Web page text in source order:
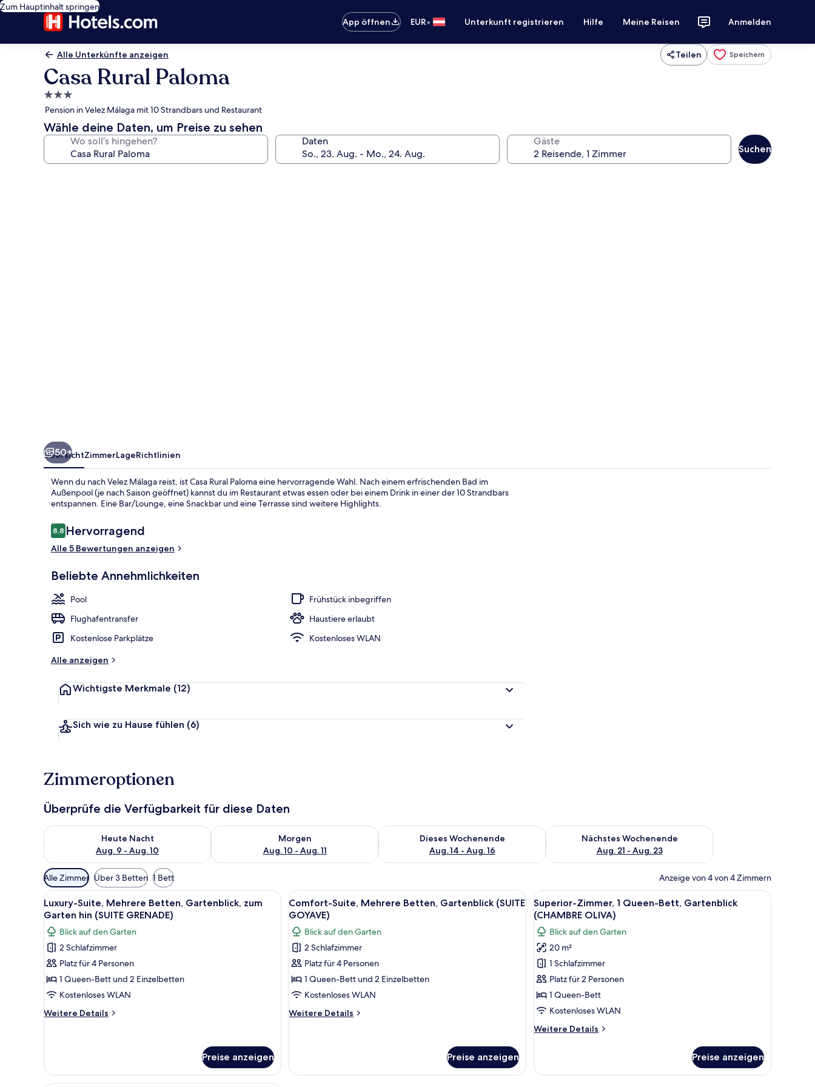
Zum Hauptinhalt springen
App öffnen
EUR• Unterkunft registrieren Hilfe Meine Reisen Anmelden
Alle Unterkünfte anzeigen Teilen Speichern
Casa Rural Paloma
3.0-
Sterne-
Unterkunft
Pension in Velez Málaga mit 10 Strandbars und Restaurant
Wähle deine Daten, um Preise zu sehen
Wo soll’s hingehen? Daten Gäste
Suchen
50+
ÜbersichtZimmerLageRichtlinien
Wenn du nach Velez Málaga reist, ist Casa Rural Paloma eine hervorragende Wahl. Nach einem erfrischenden Bad im
Außenpool (je nach Saison geöffnet) kannst du im Restaurant etwas essen oder bei einem Drink in einer der 10 Strandbars
entspannen. Eine Bar/Lounge, eine Snackbar und eine Terrasse sind weitere Highlights.
Bewertungen
8,88,8 von 10.
Hervorragend
Alle 5 Bewertungen anzeigen
Beliebte Annehmlichkeiten
Pool
Frühstück inbegriffen
Flughafentransfer
Haustiere erlaubt
Kostenlose Parkplätze
Kostenloses WLAN
Alle anzeigen
Wichtigste Merkmale (12)
Sich wie zu Hause fühlen (6)
Zimmeroptionen
Überprüfe die Verfügbarkeit für diese Daten
Heute Nacht
Aug. 9 - Aug. 10
Überprüfe die Verfügbarkeit für heute Nacht, Aug. 9 - Aug. 10.
Morgen
Aug. 10 - Aug. 11
Überprüfe die Verfügbarkeit für morgen, Aug. 10 - Aug. 11.
Dieses Wochenende
Aug. 14 - Aug. 16
Überprüfe die Verfügbarkeit für dieses Wochenende, Aug. 14 - Aug. 16.
Nächstes Wochenende
Aug. 21 - Aug. 23
Überprüfe die Verfügbarkeit für nächstes Wochenende, Aug.
Verfügbare
Filter
für
Zimmer
Alle Zimmer Über 3 Betten 1 Bett Anzeige von 4 von 4 Zimmern
Alle
Fotos
für
Luxury-
Suite,
Mehrere
Betten,
Gartenblick,
zum
Garten
anzeigen
Luxury-Suite, Mehrere Betten, Gartenblick, zum Garten hin (SUITE GRENADE) | Select-Comfort-Betten, laptopgeeigneter Arbeitsplatz
7
Luxury-Suite, Mehrere Betten, Gartenblick, zum
Garten hin (SUITE GRENADE)
Blick auf den Garten
2 Schlafzimmer
Platz für 4 Personen
1 Queen-Bett und 2 Einzelbetten
Kostenloses WLAN
Weitere Details
Weitere
Mehrere
Betten,
Preise anzeigen
Alle
Fotos
für
Comfort-
Suite,
Mehrere
Betten,
Gartenblick
(SUITE
GOYAVE)
Comfort-Suite, Mehrere Betten, Gartenblick (SUITE GOYAVE) | Select-Comfort-Betten, laptopgeeigneter
6
Comfort-Suite, Mehrere Betten, Gartenblick (SUITE
GOYAVE)
Blick auf den Garten
2 Schlafzimmer
Platz für 4 Personen
1 Queen-Bett und 2 Einzelbetten
Kostenloses WLAN
Weitere Details
Weitere
Mehrere
Betten,
Preise anzeigen
Alle
Fotos
für
Superior-
Zimmer,
Queen-
Bett,
Gartenblick
OLIVA)
Superior-Zimmer, 1 Queen-Bett,
7
Superior-Zimmer, 1 Queen-Bett, Gartenblick
(CHAMBRE OLIVA)
Blick auf den Garten
20 m²
1 Schlafzimmer
Platz für 2 Personen
1 Queen-Bett
Kostenloses WLAN
Weitere Details
Weitere
Zimmer,
Preise anzeigen